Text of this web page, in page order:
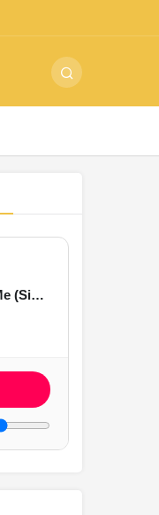
Just You And Me (Sion)